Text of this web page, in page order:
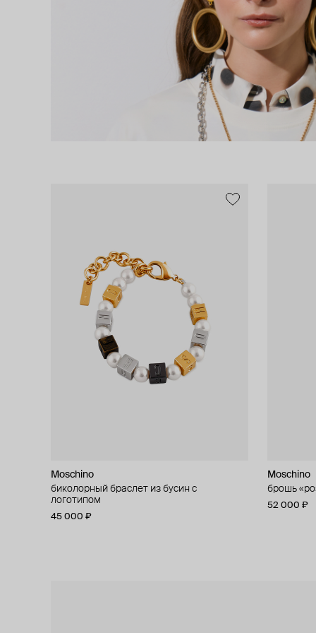
Moschino
биколорный браслет из бусин с
логотипом
45 000 ₽
Moschino
брошь
52 000 ₽
Moschino
кольцо «сердце»
37 000 ₽
Moschino
42 000 ₽